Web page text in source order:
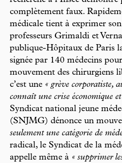
complètement faux.
médicale tient à exprimer son
professeurs Grimaldi et
publique-Hôpitaux de Paris
signée par 140 médecins
mouvement des chirurgiens
c’est une « grève corporatiste,
connaît une crise économique
Syndicat national jeune
(SNJMG) dénonce un
seulement une catégorie de
radical, le Syndicat de la
appelle même à « supprimer